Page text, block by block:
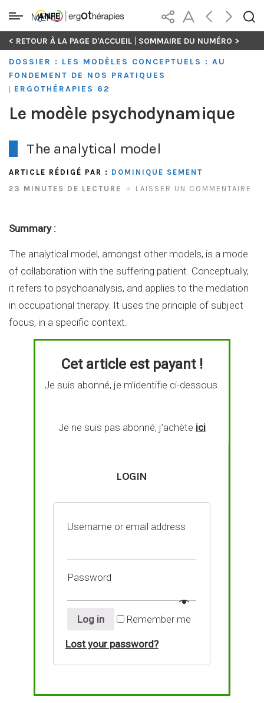
Skip
content
MENU
< RETOUR À LA PAGE D'ACCUEIL | SOMMAIRE DU NUMÉRO >
DOSSIER : LES MODÈLES CONCEPTUELS : AU
FONDEMENT DE NOS PRATIQUES
ERGOTHÉRAPIES 62
Le modèle psychodynamique
The analytical model
ARTICLE RÉDIGÉ PAR : DOMINIQUE SEMENT
23 MINUTES DE LECTURE
LAISSER UN COMMENTAIRE
Summary :
The analytical model, amongst other models, is a mode
of collaboration with the suffering patient. Conceptually,
it refers to psychoanalysis, and applies to the mediation
in occupational therapy. It uses the principle of subject
focus, in a specific context.
Cet article est payant !
Je suis abonné, je m’identifie ci-dessous.
Je ne suis pas abonné, j’achète ici
LOGIN
Username or email address
Password
Log in Remember me
Lost your password?